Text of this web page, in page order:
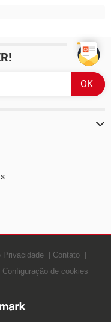
Privacidade
Contato
Configuração de cookies